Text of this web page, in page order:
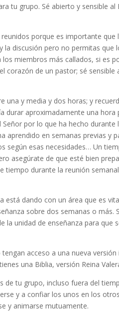
tu grupo. Sé abierto y sensible al
porque es importante que
la discusión pero no permitas que
miembros más callados, si es
corazón de un pastor; sé sensible
una y media y dos horas; y
durar aproximadamente una hora
por lo que ha hecho durante
aprendido en semanas previas y
según esas necesidades… Un
asegúrate de que esté bien
tiempo durante la reunión
está dando con un área que es
sobre dos semanas o más.
la unidad de enseñanza para que
acceso a una nueva versión
una Biblia, versión Reina
de tu grupo, incluso fuera del
y a confiar los unos en los
y animarse mutuamente.